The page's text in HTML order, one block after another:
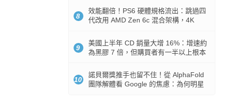
8
效能翻倍！PS6 硬體規格流出：跳過四
代改用 AMD Zen 6c 混合架構，4K
9
美國上半年 CD 銷量大增 16%：增速約
為黑膠 7 倍，但購買者有一半以上根本
10
諾貝爾獎推手也留不住！從 AlphaFold
團隊解體看 Google 的焦慮：為何明星